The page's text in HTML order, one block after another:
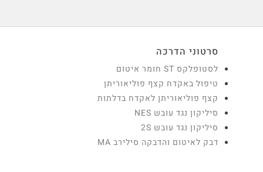
סרטוני הדרכה
לסטופלקס ST חומר איטום
טיפול באקדח קצף פוליאוריתן
קצף פוליאוריתן לאקדח בדלתות
סיליקון נגד עובש NES
סיליקון נגד עובש 2S
דבק לאיטום והדבקה סילירב MA